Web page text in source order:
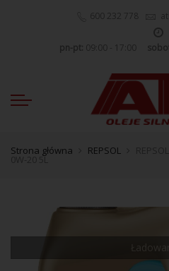
600 232 778
pn-pt: 09:00 - 17:00
Strona główna REPSOL
0W-20 5L